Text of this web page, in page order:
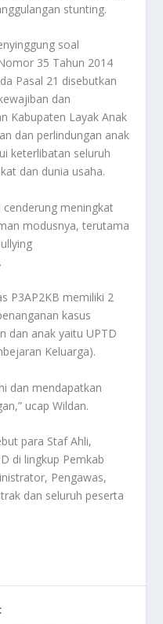
stunting.
soal
35 Tahun 2014
Pasal 21 disebutkan
dan
Kabupaten Layak Anak
dan perlindungan anak
keterlibatan seluruh
dan dunia usaha.
cenderung meningkat
modusnya, terutama
P3AP2KB memiliki 2
kasus
dan anak yaitu UPTD
Keluarga).
dan mendapatkan
ucap Wildan.
para Staf Ahli,
di lingkup Pemkab
Pengawas,
dan seluruh peserta